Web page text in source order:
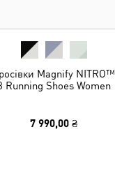
Magnify NITRO™
Running Shoes Women
7 990,00 ₴